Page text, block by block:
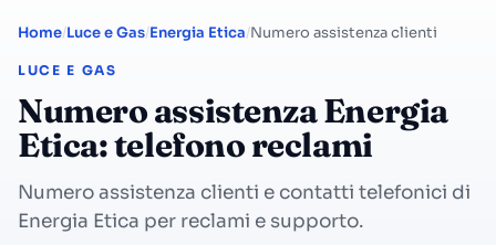
Home Luce e Gas Energia Etica Numero assistenza clienti
LUCE E GAS
Numero assistenza Energia
Etica: telefono reclami
Numero assistenza clienti e contatti telefonici di
Energia Etica per reclami e supporto.